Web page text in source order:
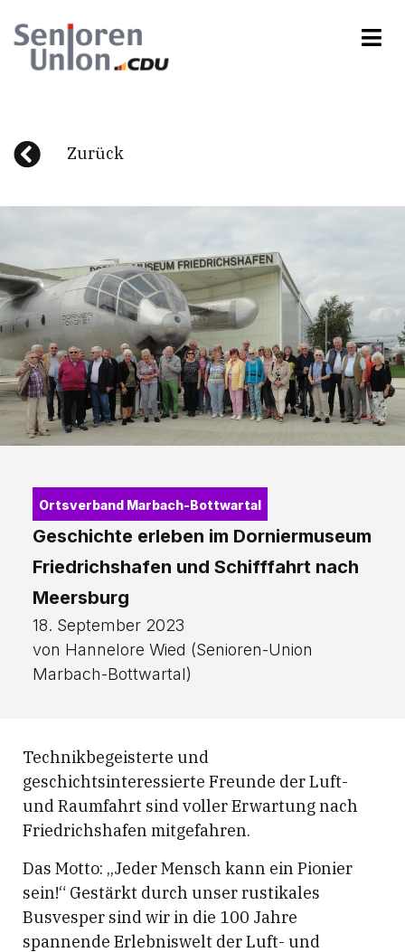
Zurück
Ortsverband Marbach-Bottwartal
Geschichte erleben im Dorniermuseum
Friedrichshafen und Schifffahrt nach
Meersburg
18. September 2023
von Hannelore Wied (Senioren-Union
Marbach-Bottwartal)
Technikbegeisterte und
geschichtsinteressierte Freunde der Luft-
und Raumfahrt sind voller Erwartung nach
Friedrichshafen mitgefahren.
Das Motto: „Jeder Mensch kann ein Pionier
sein!“ Gestärkt durch unser rustikales
Busvesper sind wir in die 100 Jahre
spannende Erlebniswelt der Luft- und